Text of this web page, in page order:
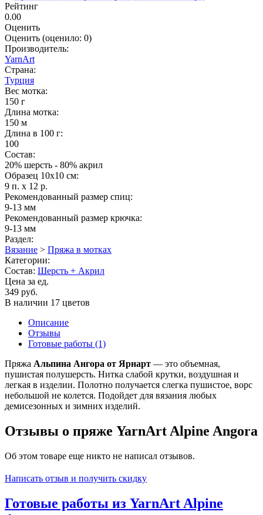
Рейтинг
0.00
Оценить
Оценить (оценило: 0)
Производитель:
YarnArt
Страна:
Турция
Вес мотка:
150 г
Длина мотка:
150 м
Длина в 100 г:
100
Состав:
20% шерсть - 80% акрил
Образец 10х10 см:
9 п. x 12 р.
Рекомендованный размер спиц:
9-13 мм
Рекомендованный размер крючка:
9-13 мм
Раздел:
Вязание > Пряжа в мотках
Категории:
Состав: Шерсть + Акрил
Цена за ед.
349 руб.
В наличии 17 цветов
Описание
Отзывы
Готовые работы (1)
Пряжа Альпина Ангора от Ярнарт — это объемная,
пушистая полушерсть. Нитка слабой крутки, воздушная и
легкая в изделии. Полотно получается слегка пушистое, ворс
небольшой не колется. Подойдет для вязания любых
демисезонных и зимних изделий.
Отзывы о пряже YarnArt Alpine Angora
Об этом товаре еще никто не написал отзывов.
Написать отзыв и получить скидку
Готовые работы из YarnArt Alpine